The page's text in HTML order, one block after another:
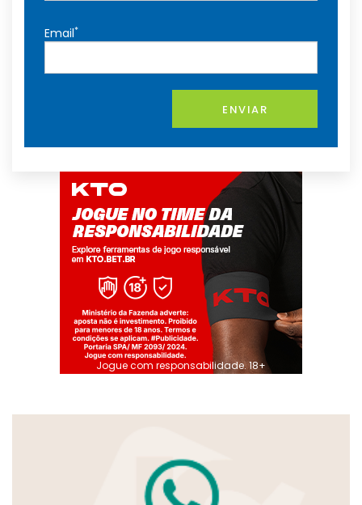
Email*
ENVIAR
Jogue com responsabilidade. 18+